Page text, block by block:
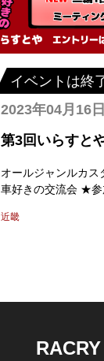
イベントは終
2023年04月16
第3回いらすと
オールジャンルカスタムカー
車好き
近畿